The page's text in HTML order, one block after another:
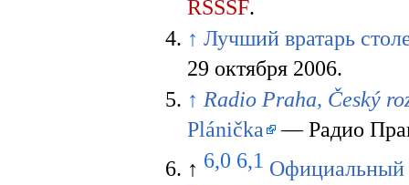
RSSSF.
↑ Лучший вратарь
29 октября 2006.
↑ Radio Praha, Český
Plánička
— Радио
↑ 6,0 6,1 Официальный